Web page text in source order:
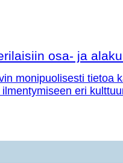
osa- ja
monipuolisesti tietoa
eri